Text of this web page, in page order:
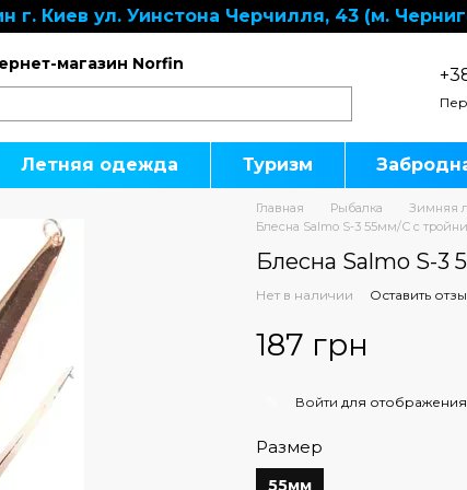
г. Киев ул. Уинстона Черчилля, 43 (м.
магазин Norfin
Летняя одежда Туризм
Главная Рыбалка Зимняя
Блесна Salmo S-3 55мм/С с
Блесна Salmo S-3
Нет в наличии Оставить
187 грн
Войти для
Размер
55мм